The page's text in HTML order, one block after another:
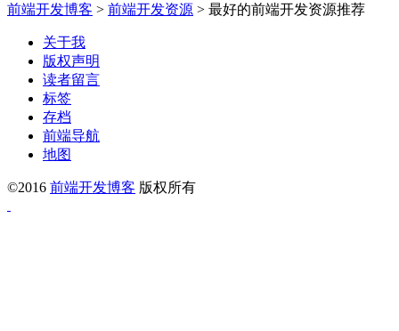
前端开发博客 > 前端开发资源 > 最好的前端开发资源推荐
关于我
版权声明
读者留言
标签
存档
前端导航
地图
©2016 前端开发博客 版权所有